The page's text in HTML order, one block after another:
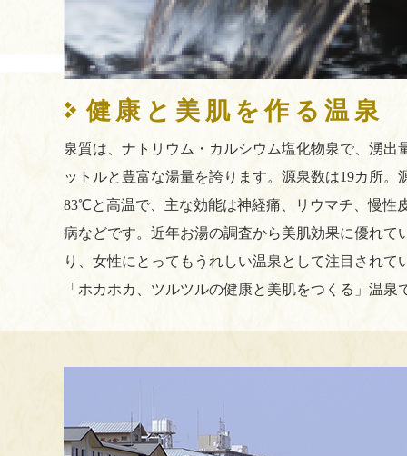
健康と美肌を作る温泉
泉質は、ナトリウム・カルシウム塩化物泉で、湧出
ットルと豊富な湯量を誇ります。源泉数は19カ所。
83℃と高温で、主な効能は神経痛、リウマチ、慢性
病などです。近年お湯の調査から美肌効果に優れて
り、女性にとってもうれしい温泉として注目されて
「ホカホカ、ツルツルの健康と美肌をつくる」温泉